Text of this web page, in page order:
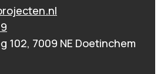
102, 7009 NE Doetinchem